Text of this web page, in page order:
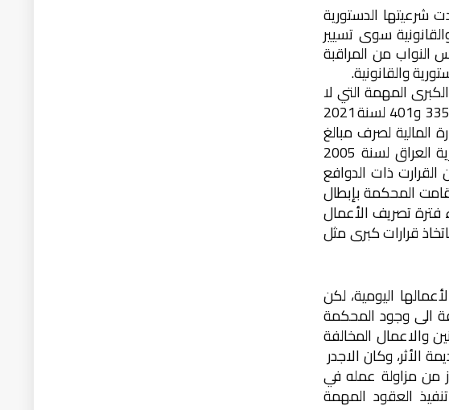
الدستورية
سوى تسيير
النواب من المراقبة
والقانونية.
المهمة التي لا
لمحكمة التي ألغت قرارات مثل 194 و226 و257 و335 و401 لسنة 2021
المالية لصرف مبالغ
تمويل رواتب ومستحقات موظفي اقليم كردستان بصورة مخالفة للمادة (62/ثانيا) من دستور جمهورية العراق لسنة 2005
المحكمة الاتحادية من القرارت ذات الدوافع
قامت المحكمة بإبطال
فترة تصريف الأعمال
قرارات كبرى مثل
اليومية، لكن
الى وجود المحكمة
والاعمال المخالفة
الأثر، وكان الاجدر
من مزاولة عمله في
العقود المهمة